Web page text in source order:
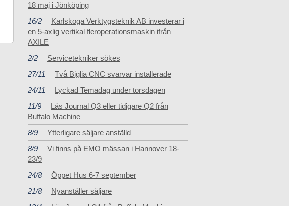
18 maj i Jönköping
16/2
Karlskoga Verktygsteknik AB investerar i
en 5-axlig vertikal fleroperationsmaskin ifrån
AXILE
2/2
Servicetekniker sökes
27/11
Två Biglia CNC svarvar installerade
24/11
Lyckad Temadag under torsdagen
11/9
Läs Journal Q3 eller tidigare Q2 från
Buffalo Machine
8/9
Ytterligare säljare anställd
8/9
Vi finns på EMO mässan i Hannover 18-
23/9
24/8
Öppet Hus 6-7 september
21/8
Nyanställer säljare